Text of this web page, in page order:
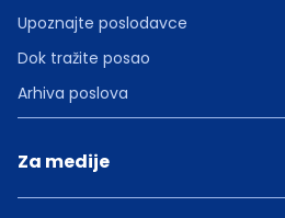
Upoznajte poslodavce
Dok tražite posao
Arhiva poslova
Za medije